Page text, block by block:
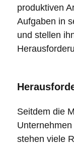
produktiven
Aufgaben in
und stellen
Seitdem die
stehen viele